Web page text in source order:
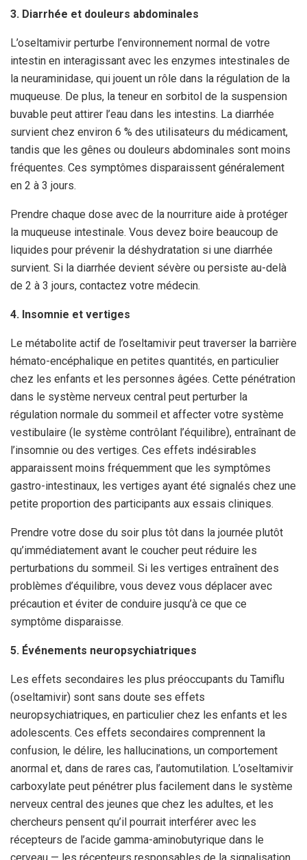
3. Diarrhée et douleurs abdominales
L’oseltamivir perturbe l’environnement normal de votre
intestin en interagissant avec les enzymes intestinales de
la neuraminidase, qui jouent un rôle dans la régulation de la
muqueuse. De plus, la teneur en sorbitol de la suspension
buvable peut attirer l’eau dans les intestins. La diarrhée
survient chez environ 6 % des utilisateurs du médicament,
tandis que les gênes ou douleurs abdominales sont moins
fréquentes. Ces symptômes disparaissent généralement
en 2 à 3 jours.
Prendre chaque dose avec de la nourriture aide à protéger
la muqueuse intestinale. Vous devez boire beaucoup de
liquides pour prévenir la déshydratation si une diarrhée
survient. Si la diarrhée devient sévère ou persiste au-delà
de 2 à 3 jours, contactez votre médecin.
4. Insomnie et vertiges
Le métabolite actif de l’oseltamivir peut traverser la barrière
hémato-encéphalique en petites quantités, en particulier
chez les enfants et les personnes âgées. Cette pénétration
dans le système nerveux central peut perturber la
régulation normale du sommeil et affecter votre système
vestibulaire (le système contrôlant l’équilibre), entraînant de
l’insomnie ou des vertiges. Ces effets indésirables
apparaissent moins fréquemment que les symptômes
gastro-intestinaux, les vertiges ayant été signalés chez une
petite proportion des participants aux essais cliniques.
Prendre votre dose du soir plus tôt dans la journée plutôt
qu’immédiatement avant le coucher peut réduire les
perturbations du sommeil. Si les vertiges entraînent des
problèmes d’équilibre, vous devez vous déplacer avec
précaution et éviter de conduire jusqu’à ce que ce
symptôme disparaisse.
5. Événements neuropsychiatriques
Les effets secondaires les plus préoccupants du Tamiflu
(oseltamivir) sont sans doute ses effets
neuropsychiatriques, en particulier chez les enfants et les
adolescents. Ces effets secondaires comprennent la
confusion, le délire, les hallucinations, un comportement
anormal et, dans de rares cas, l’automutilation. L’oseltamivir
carboxylate peut pénétrer plus facilement dans le système
nerveux central des jeunes que chez les adultes, et les
chercheurs pensent qu’il pourrait interférer avec les
récepteurs de l’acide gamma-aminobutyrique dans le
cerveau — les récepteurs responsables de la signalisation